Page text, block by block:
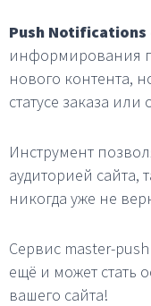
Push Notifications
информирования
нового контента,
статусе заказа
Инструмент
аудиторией сайта,
никогда уже не
Сервис master-
ещё и может стать
вашего сайта!